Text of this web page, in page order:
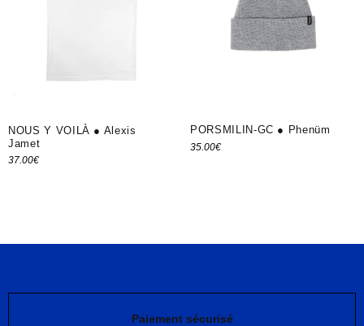
NOUS Y VOILÀ ● Alexis
Jamet
37.00€
PORSMILIN-GC ● Phenüm
35.00€
Paiement sécurisé